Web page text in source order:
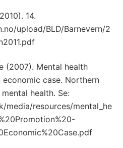
14.
upload/BLD/Barnevern/2
(2007). Mental health
case. Northern
health. Se:
media/resources/mental_he